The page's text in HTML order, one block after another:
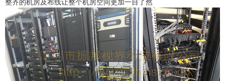
整齐的机房及布线让整个机房空间更加一目了然